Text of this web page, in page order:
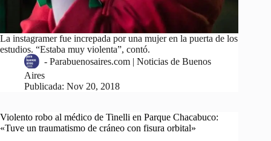
La instagramer fue increpada por una mujer en la puerta de los
estudios. “Estaba muy violenta”, contó.
- Parabuenosaires.com | Noticias de Buenos
Aires
Publicada: Nov 20, 2018
Violento robo al médico de Tinelli en Parque Chacabuco:
«Tuve un traumatismo de cráneo con fisura orbital»